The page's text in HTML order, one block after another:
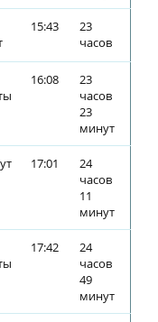
15:43
23
часов
16:08
23
часов
23
минут
17:01
24
часов
11
минут
17:42
24
часов
49
минут